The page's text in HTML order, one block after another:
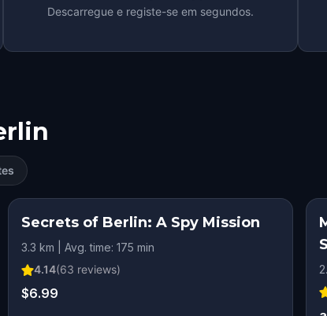
Descarregue e registe-se em segundos.
Secrets of Berlin: A Spy Mission
3.3 km | Avg. time: 175 min
4.14(63 reviews)
$6.99